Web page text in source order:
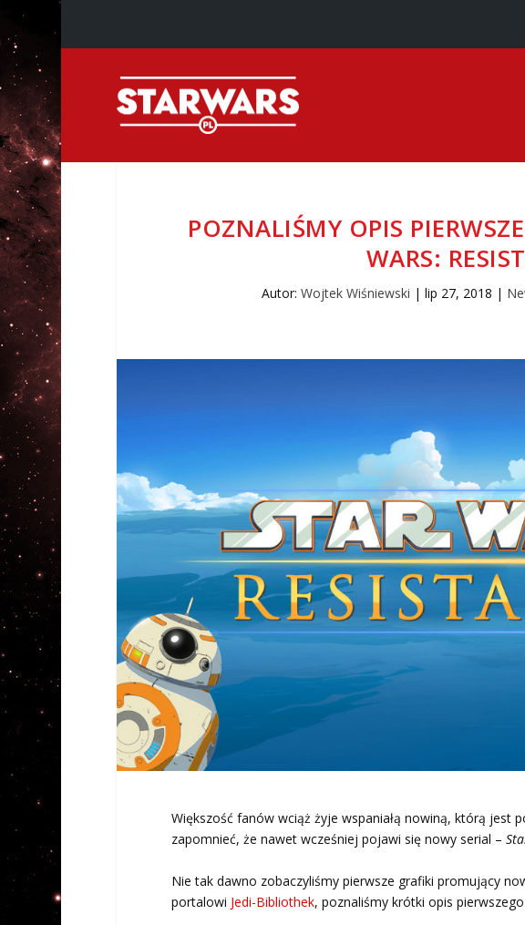
POZNALIŚMY OPIS
WARS:
Autor: Wojtek Wiśniewski | lip 27, 2018 |
Większość fanów wciąż żyje wspaniałą nowiną, którą jest
zapomnieć, że nawet wcześniej pojawi się nowy serial –
Nie tak dawno zobaczyliśmy pierwsze grafiki promujący
portalowi Jedi-Bibliothek, poznaliśmy krótki opis